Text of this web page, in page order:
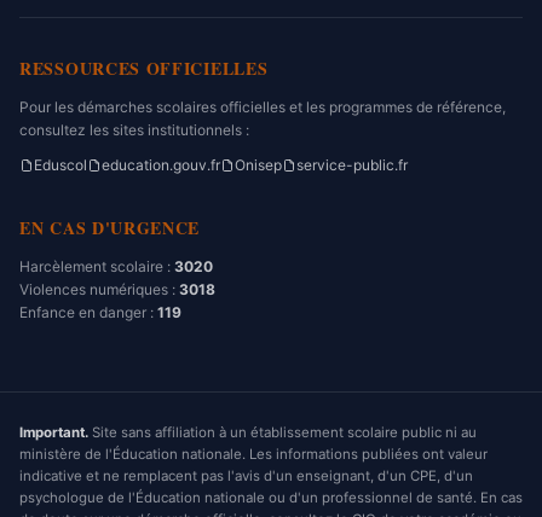
RESSOURCES OFFICIELLES
Pour les démarches scolaires officielles et les programmes de référence,
consultez les sites institutionnels :
Eduscol
education.gouv.fr Onisep service-public.fr
EN CAS D'URGENCE
Harcèlement scolaire : 3020
Violences numériques : 3018
Enfance en danger : 119
Important. Site sans affiliation à un établissement scolaire public ni au
ministère de l'Éducation nationale. Les informations publiées ont valeur
indicative et ne remplacent pas l'avis d'un enseignant, d'un CPE, d'un
psychologue de l'Éducation nationale ou d'un professionnel de santé. En cas